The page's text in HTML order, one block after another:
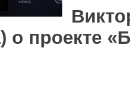
о проекте